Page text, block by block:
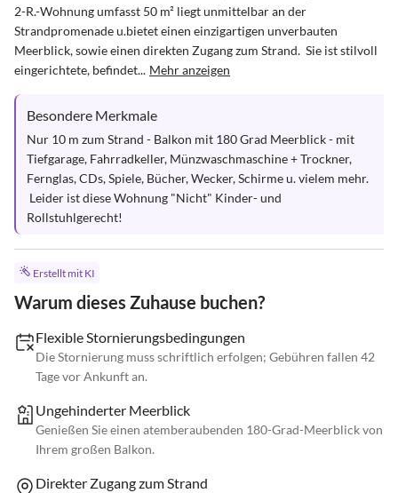
2-R.-Wohnung umfasst 50 m² liegt unmittelbar an der
Strandpromenade u.bietet einen einzigartigen unverbauten
Meerblick, sowie einen direkten Zugang zum Strand.  Sie ist stilvoll
eingerichtete, befindet... Mehr anzeigen
Besondere Merkmale
Nur 10 m zum Strand - Balkon mit 180 Grad Meerblick - mit
Tiefgarage, Fahrradkeller, Münzwaschmaschine + Trockner,
Fernglas, CDs, Spiele, Bücher, Wecker, Schirme u. vielem mehr.
Rollstuhlgerecht!
Erstellt mit KI
Warum dieses Zuhause buchen?
Flexible Stornierungsbedingungen
Die Stornierung muss schriftlich erfolgen; Gebühren fallen 42
Tage vor Ankunft an.
Ungehinderter Meerblick
Genießen Sie einen atemberaubenden 180-Grad-Meerblick von
Ihrem großen Balkon.
Direkter Zugang zum Strand